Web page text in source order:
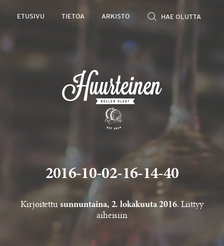
ETUSIVU TIETOA ARKISTO
2016-10-02-16-14-40
Kirjoitettusunnuntaina, 2. lokakuuta 2016. Liittyy
aiheisiin